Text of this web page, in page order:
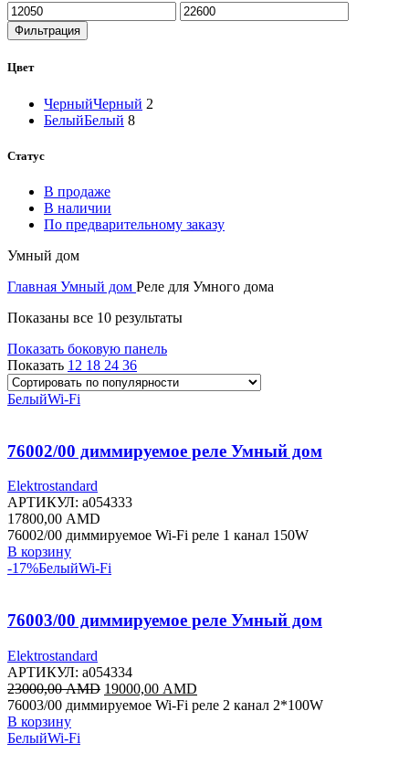
Минимальная
цена
Максимальная
цена
Фильтрация
Цвет
ЧерныйЧерный 2
БелыйБелый 8
Статус
В продаже
В наличии
По предварительному заказу
Умный дом
Главная Умный дом Реле для Умного дома
Показаны все 10 результатыСортировка:
Показать боковую панель
Показать 12 18 24 36
БелыйWi-Fi
76002/00 диммируемое реле Умный дом
Elektrostandard
АРТИКУЛ: a054333
17800,00 AMD
76002/00 диммируемое Wi-Fi реле 1 канал 150W
В корзину
-17%БелыйWi-Fi
76003/00 диммируемое реле Умный дом
Elektrostandard
АРТИКУЛ: a054334
23000,00AMD Первоначальная
цена
19000,00 AMD
цена:
76003/00 диммируемое Wi-Fi реле 2 канал 2*100W
В корзину
БелыйWi-Fi